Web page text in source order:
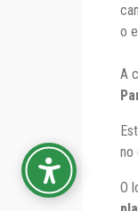
o
A
no
O